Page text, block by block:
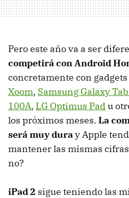
Pero este año va a ser
competirá con Android
concretamente con
Xoom, Samsung Galaxy
100A, LG Optimus Padu
los próximos meses. La
será muy duray Apple
mantener las mismas cifras
no?
iPad 2 sigue teniendo las